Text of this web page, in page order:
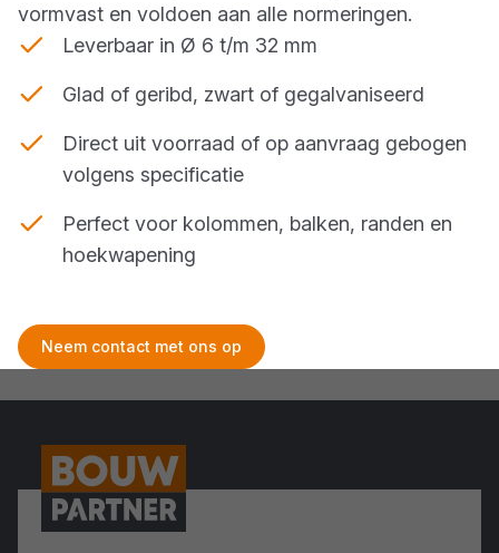
vormvast en voldoen aan alle normeringen.
Leverbaar in Ø 6 t/m 32 mm
Glad of geribd, zwart of gegalvaniseerd
Direct uit voorraad of op aanvraag gebogen
volgens specificatie
Perfect voor kolommen, balken, randen en
hoekwapening
Neem contact met ons op